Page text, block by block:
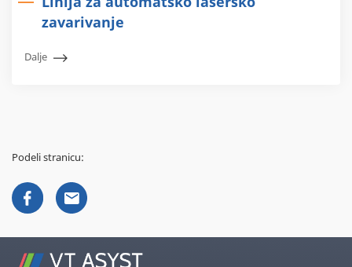
zavarivanje
Dalje
Podeli stranicu: